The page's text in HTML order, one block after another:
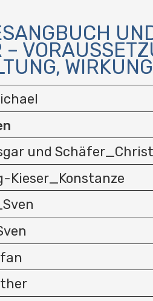
–
WIRKUNG
und
Kieser_Konstanze